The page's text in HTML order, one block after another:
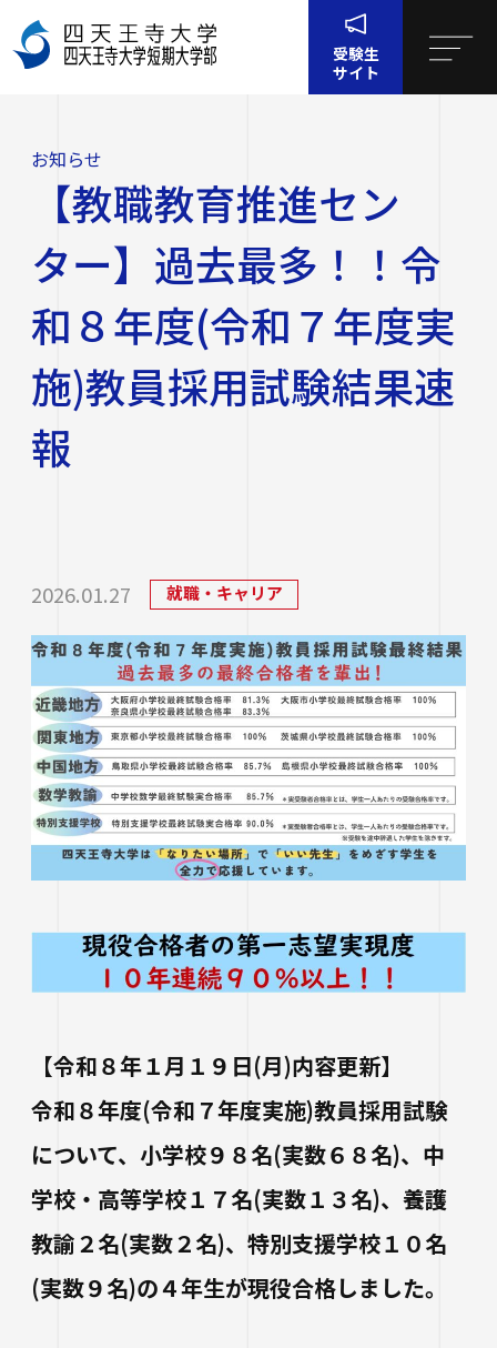
受験生
サイト
四天王寺大学について
四天王寺大学について
四天王寺大学の概要
学長挨拶
情報公開
教員紹介
四天王寺大学の取り組み
学校法人四天王寺学園 中長期計画
学生広報スタッフ
大学へのご寄付について
キャンパス・施設紹介
キャンパスマップ・施設紹介
大学施設の貸出について
大学広報・報道関係
大学広報
報道関係／取材等のお問い合わせ
大学・大学院・短大
文学部
経営学部
看護学部
人文社会学部（2023年度以前入学生）
社会学部人間福祉学科（2026年度以前入学
生）
経営学部（2026年度以前入学生）
大学院
Webシラバス科目一覧
学生生活
学生生活
学費・奨学金
学費ローン
学生支援
クラブ・サークル紹介
クラス担任制
学生サポートフロア
障害学生支援
保健センター
学生相談室
ハラスメントに関する相談
生活支援
スクールバス
駐車場利用
学生寮
就職・キャリア支援
就職・キャリア支援
教職教育推進センター
講座案内・行事予定
あべのハルカスサテライトキャンパス
キャリア教育
免許・資格
卒業生紹介
卒業生及び就職先アンケートについて
卒業生の就職支援について
人事採用ご担当の方へ
研究・社会連携
学び
図書館
数理・データサイエンス・AI教育プログラム
高等教育推進センター
仏教文化研究所
研究
公正な研究活動の推進
外部研究費（科研費等）
研究倫理審査
地域連携・研究推進センター
自治体・企業・団体との連携協定一覧
高大連携プログラム
国際交流
グローバル教育センター（ランゲージプラザi
-Talk）
留学体験VOICE
海外渡航プログラム
留学希望者向け情報
海外派遣の安全対策
関連サイト
学校法人四天王寺学園
四天王寺高等学校／中学校
四天王寺東高等学校／中学校
四天王寺小学校
四天王寺大学後援会
ハルカス大学
受験生の方
在学生の方
保護者の方
卒業生の方
企業・一般の方
教職員サイト
各種証明書の申請
四天王寺大学公式SNS
LINE Instagram YouTube X Facebook
お知らせ
【教職教育推進セン
ター】過去最多！！令
和８年度(令和７年度実
施)教員採用試験結果速
報
2026.01.27 就職・キャリア
【令和８年１月１９日(月)内容更新】
令和８年度(令和７年度実施)教員採用試験
について、小学校９８名(実数６８名)、中
学校・高等学校１７名(実数１３名)、養護
教諭２名(実数２名)、特別支援学校１０名
(実数９名)の４年生が現役合格しました。